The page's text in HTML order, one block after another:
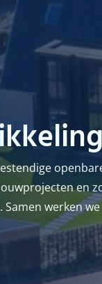
en
. Samen werkenwe